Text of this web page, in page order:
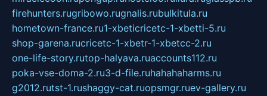
firehunters.rugribowo.rugnalis.rubulkitula.ru
hometown-france.ru1-xbeticricetc-1-xbetti-5.ru
shop-garena.rucricetc-1-xbetr-1-xbetcc-2.ru
one-life-story.rutop-halyava.ruaccounts112.ru
poka-vse-doma-2.ru3-d-file.ruhahahaharms.ru
g2012.rutst-1.rushaggy-cat.ruopsmgr.ruev-gallery.ru